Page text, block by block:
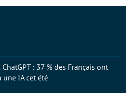
: 37 % des Français ont
une IA cet été